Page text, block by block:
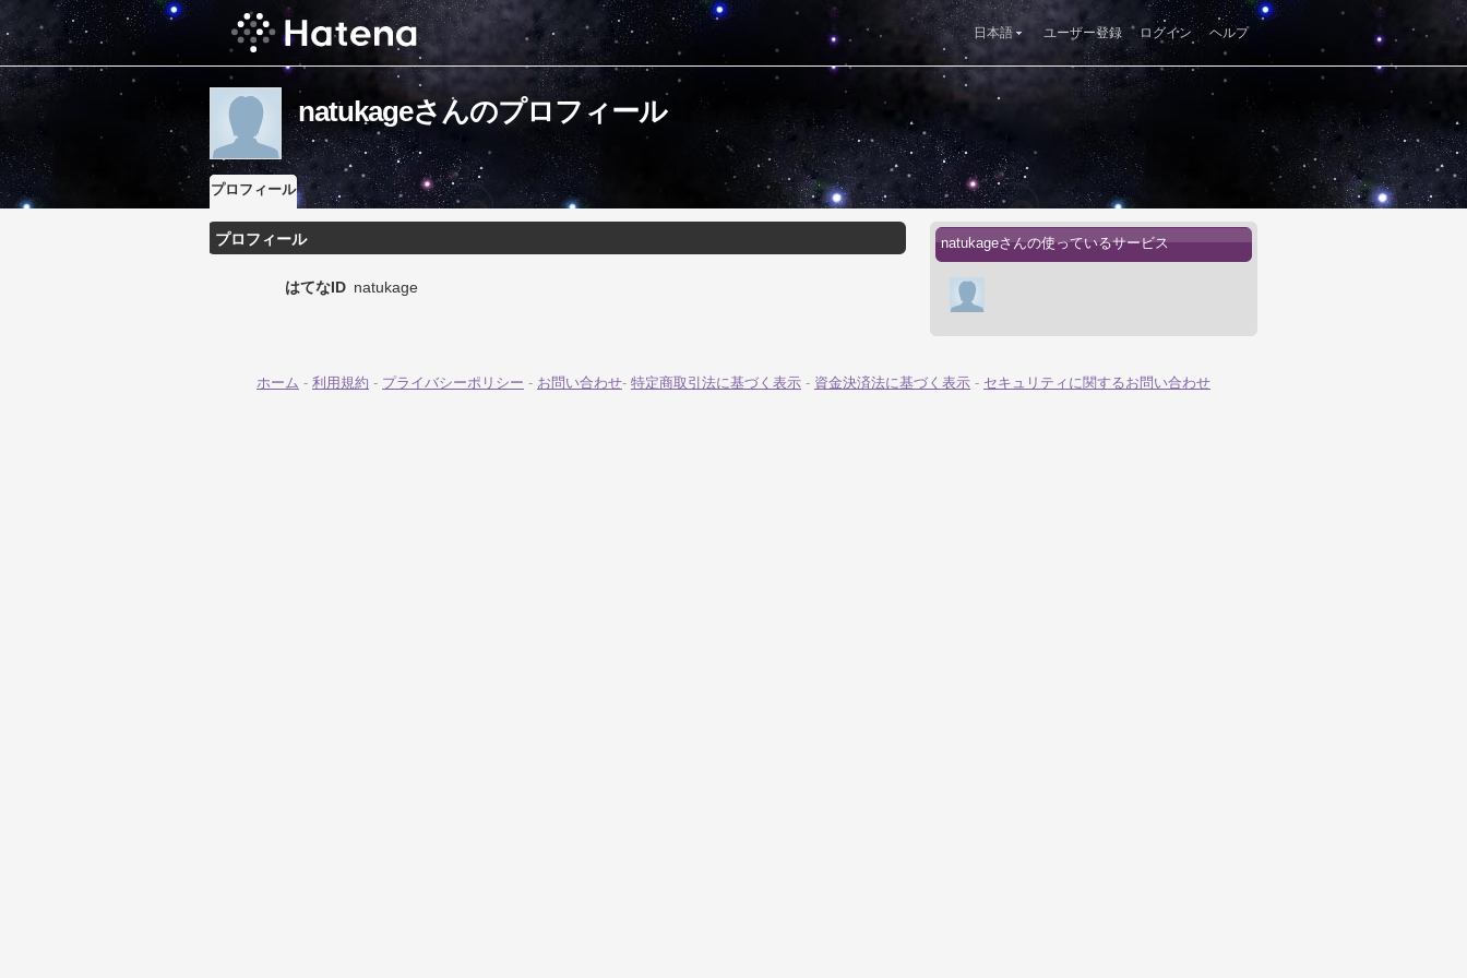
日本語 ユーザー登録 ログイン ヘルプ
natukageさんのプロフィール
プロフィール
プロフィール
はてなID natukage
natukageさんの使っているサービス
ホーム - 利用規約 - プライバシーポリシー - お問い合わせ- 特定商取引法に基づく表示 - 資金決済法に基づく表示 - セキュリティに関するお問い合わせ